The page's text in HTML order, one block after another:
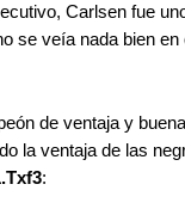
Carlsen fue
se veía nada bien en
de ventaja y
la ventaja de las
: